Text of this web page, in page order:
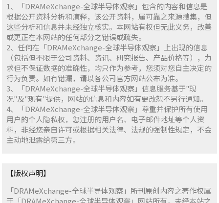
1、「DRAMeXchange-全球半导体观察」包含的内容和信息是
根据公开资料分析和演释，该公开资料，属可靠之来源搜集，但
这些分析和信息并未经独立核实。本网站有权但无此义务，改善
或更正在本网站的任何部分之错误或疏失。
2、任何在「DRAMeXchange-全球半导体观察」上出现的信息
（包括但不限于公司资料、资讯、研究报告、产品价格等），力
求但不保证数据的准确性，均只作为参考，您须对您自主决定的
行为负责。如有错漏，请以各公司官方网站公布为准。
3、「DRAMeXchange-全球半导体观察」信息服务基于"现
况"及"现有"提供，网站的信息和内容如有更改恕不另行通知。
4、「DRAMeXchange-全球半导体观察」尊重并保护所有使用
用户的个人隐私权，您注册的用户名、电子邮件地址等个人资
料，非经您亲自许可或根据相关法律、法规的强制性规定，不会
主动地泄露给第三方。
【版权声明】
「DRAMeXchange-全球半导体观察」所刊原创内容之著作权属
于「DRAMeXchange-全球半导体观察」网站所有，未经本站之